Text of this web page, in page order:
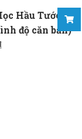
Hầu Tước Cờ
độ căn bản)